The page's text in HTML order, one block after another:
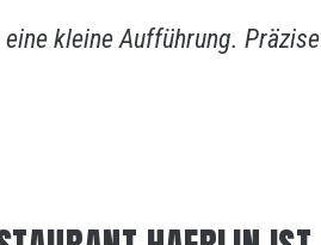
kleine Aufführung. Präzise